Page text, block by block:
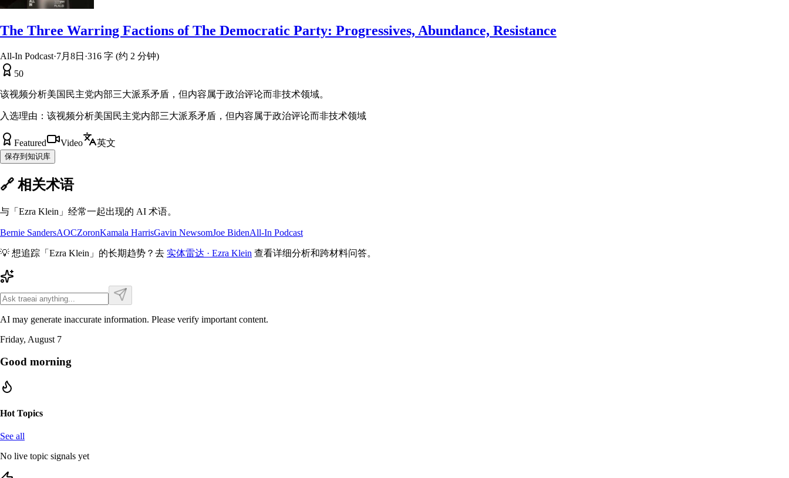
The Three Warring Factions of The Democratic Party: Progressives, Abundance, Resistance
All-In Podcast·7月8日 ·316 字 (约 2 分钟)
50
该视频分析美国民主党内部三大派系矛盾，但内容属于政治评论而非技术领域。
入选理由： 该视频分析美国民主党内部三大派系矛盾，但内容属于政治评论而非技术领域
Featured Video 英文
保存到知识库
🔗 相关术语
与「 Ezra Klein 」经常一起出现的 AI 术语。
Bernie SandersAOCZoronKamala HarrisGavin NewsomJoe BidenAll-In Podcast
💡 想追踪「 Ezra Klein 」的长期趋势？去 实体雷达 · Ezra Klein 查看详细分析和跨材料问答。
AI may generate inaccurate information. Please verify important content.
Friday, August 7
Good morning
Hot Topics
See all
No live topic signals yet